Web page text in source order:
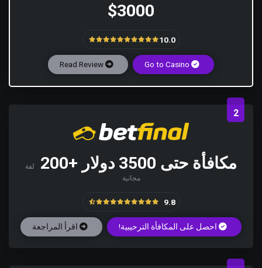
$3000
10.0
2
مكافأة حتى 3500 دولار +200
لفة
مجانية
9.8
احصل على المكافأة الترحيبية! اقرأ المراجعة